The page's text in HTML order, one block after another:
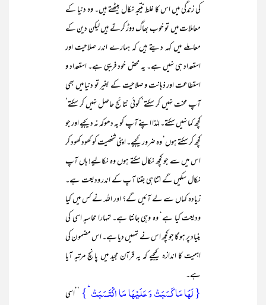
کی زندگی میں اس کا غلط نتیجہ نکال بیٹھتے ہیں۔ وہ دنیا کے
معاملات میں تو خوب بھاگ دوڑ کرتے ہیں لیکن دین کے
معاملے میں کہہ دیتے ہیں کہ ہمارے اندر صلاحیت اور
استعداد ہی نہیں ہے۔ یہ محض خود فریبی ہے۔ استعداد و
استطاعت اور ذہانت و صلاحیت کے بغیر تو دنیا میں بھی
آپ محنت نہیں کر سکتے‘ کوئی نتائج حاصل نہیں کر سکتے‘
کچھ کما نہیں سکتے۔ لہٰذا اپنے آپ کو یہ دھوکہ نہ دیجیے اور جو
کچھ کر سکتے ہوں‘ وہ ضرور کیجیے۔ اپنی شخصیت کو کھود کھود کر
اس میں سے جو کچھ نکال سکتے ہوں وہ نکالیے! ہاں آپ
نکال سکیں گے اتنا ہی جتنا آپ کے اندر ودیعت ہے۔
زیادہ کہاں سے لے آئیں گے؟ اور اللہ نے کس میں کیا
ودیعت کیا ہے‘ وہ وہی جانتا ہے۔ تمہارا محاسبہ اسی کی
بنیاد پر ہو گا جو کچھ اس نے تمہیں دیا ہے۔ اس مضمو ن کی
اہمیت کا اندازہ کیجیے کہ یہ قرآن مجید میں پانچ مرتبہ آیا
ہے۔
{ لَہَا مَا کَسَبَتۡ وَ عَلَیۡہَا مَا اکۡتَسَبَتۡ ؕ} ’’اسی